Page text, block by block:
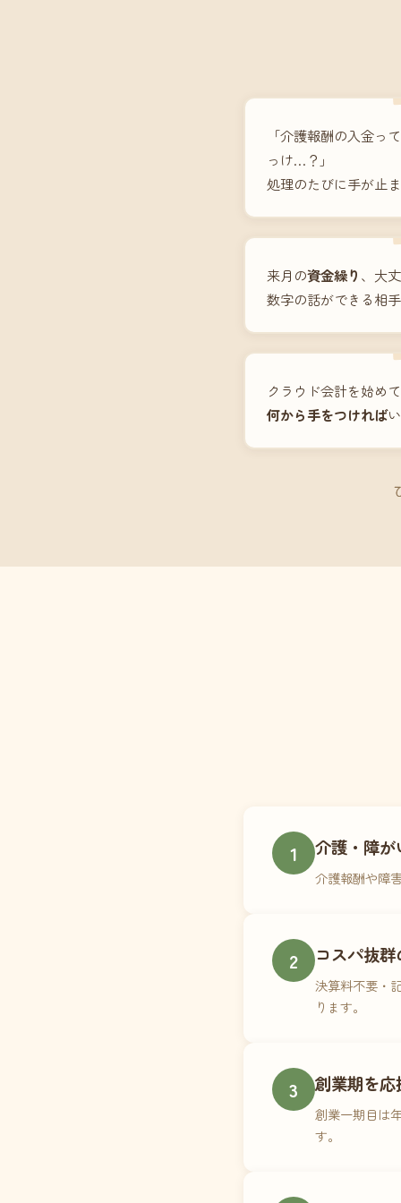
「介護報酬の入金っ
っけ…？」
処理のたびに手が止
来月の資金繰り 、大
数字の話ができる相
クラウド会計を始め
何から手をつければ
1 介護・障
介護報酬や障
2 コスパ抜
決算料不要・
ります。
3 創業期を応
創業一期目は
す。